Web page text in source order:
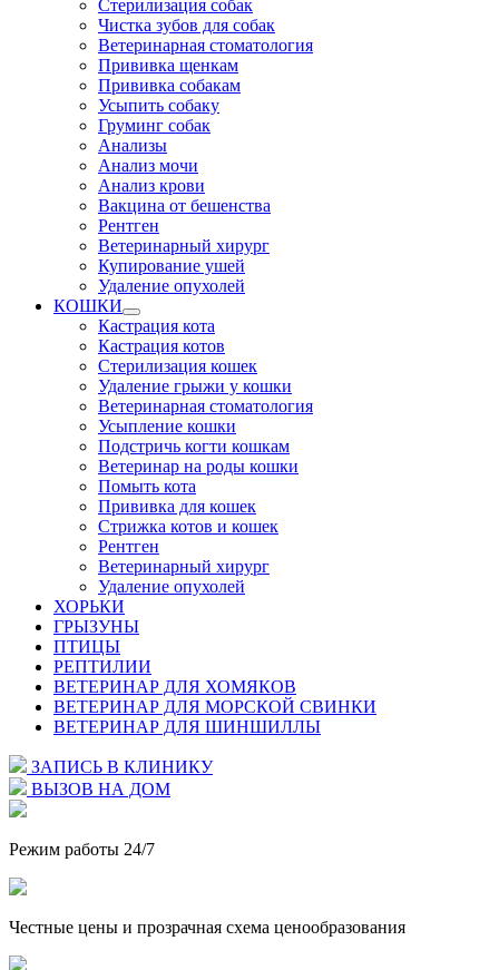
Стерилизация собак
Чистка зубов для собак
Ветеринарная стоматология
Прививка щенкам
Прививка собакам
Усыпить собаку
Груминг собак
Анализы
Анализ мочи
Анализ крови
Вакцина от бешенства
Рентген
Ветеринарный хирург
Купирование ушей
Удаление опухолей
КОШКИ
Кастрация кота
Кастрация котов
Стерилизация кошек
Удаление грыжи у кошки
Ветеринарная стоматология
Усыпление кошки
Подстричь когти кошкам
Ветеринар на роды кошки
Помыть кота
Прививка для кошек
Стрижка котов и кошек
Рентген
Ветеринарный хирург
Удаление опухолей
ХОРЬКИ
ГРЫЗУНЫ
ПТИЦЫ
РЕПТИЛИИ
ВЕТЕРИНАР ДЛЯ ХОМЯКОВ
ВЕТЕРИНАР ДЛЯ МОРСКОЙ СВИНКИ
ВЕТЕРИНАР ДЛЯ ШИНШИЛЛЫ
ЗАПИСЬ В КЛИНИКУ
ВЫЗОВ НА ДОМ
Режим работы 24/7
Честные цены и прозрачная схема ценообразования